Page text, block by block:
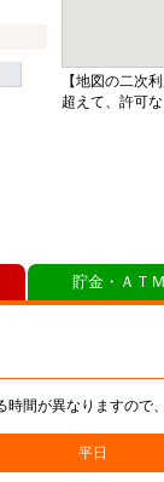
【地図の二次
超えて、許可
間が異なりますので
平日
貯金・ＡＴ